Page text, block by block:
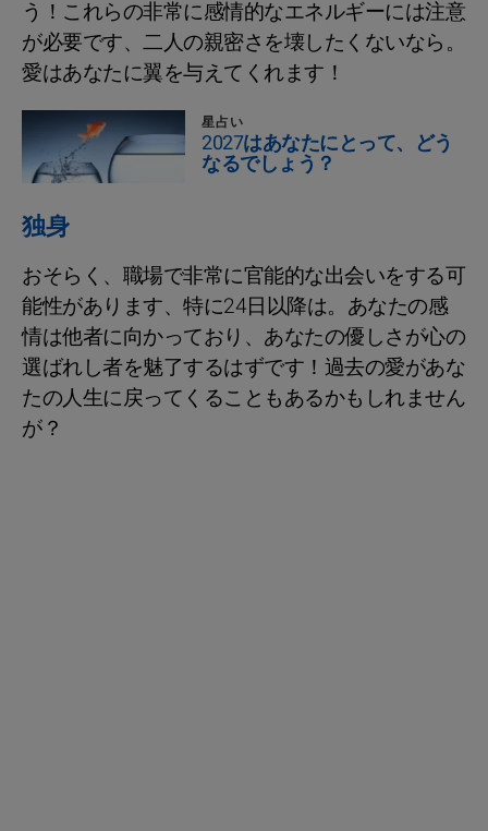
う！これらの非常に感情的なエネルギーには注意
が必要です、二人の親密さを壊したくないなら。
愛はあなたに翼を与えてくれます！
星占い
2027はあなたにとって、どう
なるでしょう？
独身
おそらく、職場で非常に官能的な出会いをする可
能性があります、特に24日以降は。あなたの感
情は他者に向かっており、あなたの優しさが心の
選ばれし者を魅了するはずです！過去の愛があな
たの人生に戻ってくることもあるかもしれません
が？